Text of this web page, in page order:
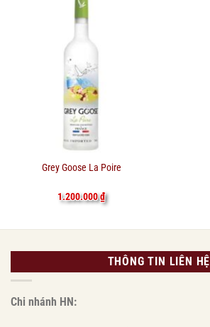
Grey Goose La Poire
1.200.000₫
THÔNG TIN LIÊN HỆ
Chi nhánh HN: